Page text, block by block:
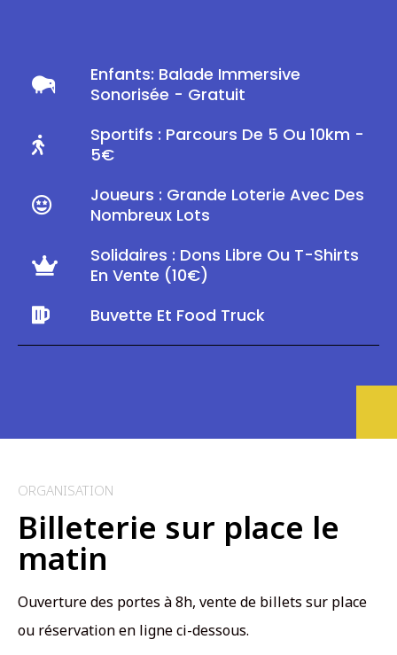
Enfants: Balade Immersive
Sonorisée - Gratuit
Sportifs : Parcours De 5 Ou 10km -
5€
Joueurs : Grande Loterie Avec Des
Nombreux Lots
Solidaires : Dons Libre Ou T-Shirts
En Vente (10€)
Buvette Et Food Truck
ORGANISATION
Billeterie sur place le
matin
Ouverture des portes à 8h, vente de billets sur place
ou réservation en ligne ci-dessous.